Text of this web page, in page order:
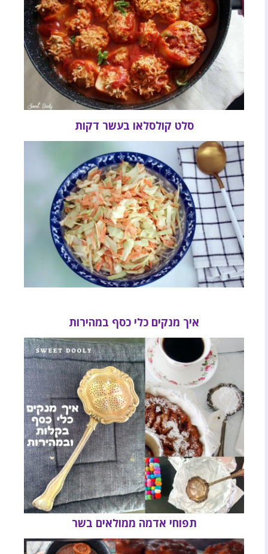
סלט קולסלאו בעשר דקות
איך מנקים כלי כסף במהירות
תפוחי אדמה ממולאים בשר